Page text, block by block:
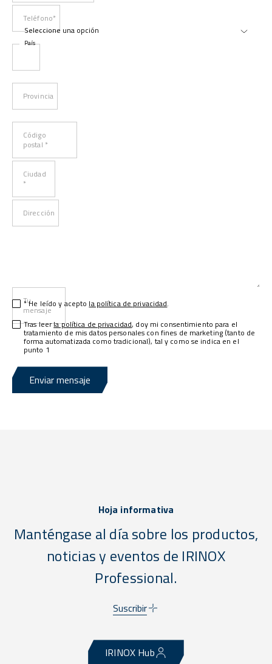
Teléfono*
País
Provincia
Código
postal *
Ciudad
*
Dirección
Tu
mensaje
* He leído y acepto la política de privacidad.
Tras leerla política de privacidad, doy mi consentimiento para el
tratamiento de mis datos personales con fines de marketing (tanto de
forma automatizada como tradicional), tal y como se indica en el
punto 1
Enviar mensaje
Hoja informativa
Manténgase al día sobre los productos,
noticias y eventos de IRINOX
Professional.
Suscribir
IRINOX Hub